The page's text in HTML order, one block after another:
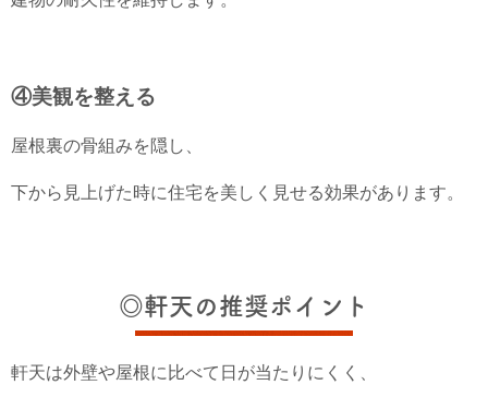
④美観を整える
屋根裏の骨組みを隠し、
下から見上げた時に住宅を美しく見せる効果があります。
◎軒天の推奨ポイント
軒天は外壁や屋根に比べて日が当たりにくく、